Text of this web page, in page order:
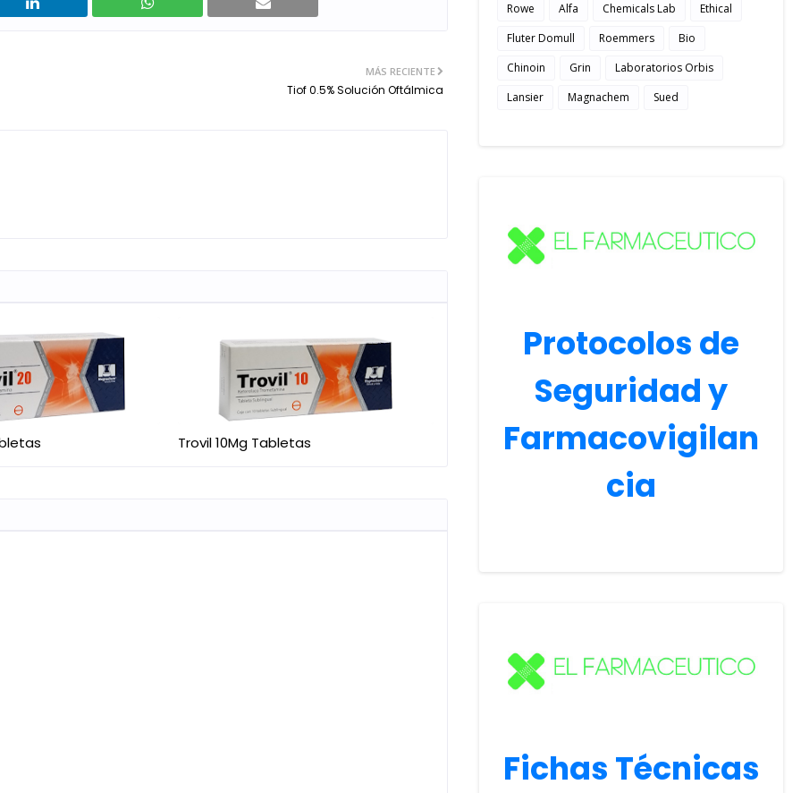
MÁS RECIENTE
Tiof 0.5% Solución Oftálmica
Trovil 10Mg Tabletas
Rowe
Alfa Chemicals Lab
Ethical
Fluter Domull
Roemmers
Bio
Chinoin
Grin
Laboratorios Orbis
Lansier
Magnachem Sued
Protocolos de
Seguridad y
Farmacovigilan
cia
Fichas Técnicas